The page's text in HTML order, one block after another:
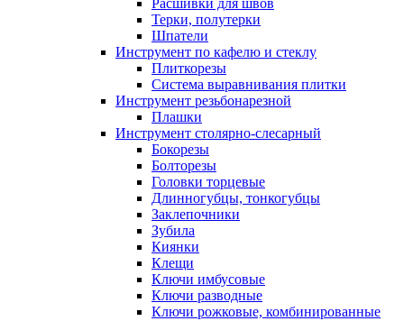
Расшивки для швов
Терки, полутерки
Шпатели
Инструмент по кафелю и стеклу
Плиткорезы
Система выравнивания плитки
Инструмент резьбонарезной
Плашки
Инструмент столярно-слесарный
Бокорезы
Болторезы
Головки торцевые
Длинногубцы, тонкогубцы
Заклепочники
Зубила
Киянки
Клещи
Ключи имбусовые
Ключи разводные
Ключи рожковые, комбинированные